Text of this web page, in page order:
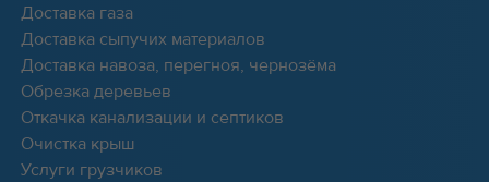
Доставка газа
Доставка сыпучих материалов
Доставка навоза, перегноя, чернозёма
Обрезка деревьев
Откачка канализации и септиков
Очистка крыш
Услуги грузчиков